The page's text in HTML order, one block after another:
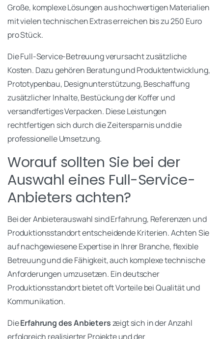
Große, komplexe Lösungen aus hochwertigen Materialien
mit vielen technischen Extras erreichen bis zu 250 Euro
pro Stück.
Die Full-Service-Betreuung verursacht zusätzliche
Kosten. Dazu gehören Beratung und Produktentwicklung,
Prototypenbau, Designunterstützung, Beschaffung
zusätzlicher Inhalte, Bestückung der Koffer und
versandfertiges Verpacken. Diese Leistungen
rechtfertigen sich durch die Zeitersparnis und die
professionelle Umsetzung.
Worauf sollten Sie bei der
Auswahl eines Full-Service-
Anbieters achten?
Bei der Anbieterauswahl sind Erfahrung, Referenzen und
Produktionsstandort entscheidende Kriterien. Achten Sie
auf nachgewiesene Expertise in Ihrer Branche, flexible
Betreuung und die Fähigkeit, auch komplexe technische
Anforderungen umzusetzen. Ein deutscher
Produktionsstandort bietet oft Vorteile bei Qualität und
Kommunikation.
DieErfahrung des Anbieterszeigt sich in der Anzahl
erfolgreich realisierter Projekte und der